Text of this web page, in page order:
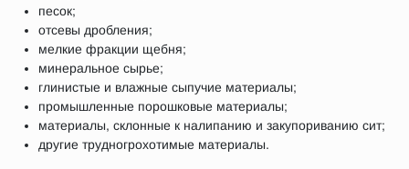
песок;
отсевы дробления;
мелкие фракции щебня;
минеральное сырье;
глинистые и влажные сыпучие материалы;
промышленные порошковые материалы;
материалы, склонные к налипанию и закупориванию сит;
другие трудногрохотимые материалы.